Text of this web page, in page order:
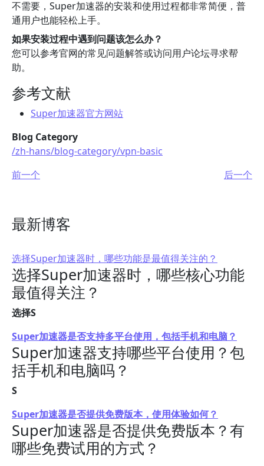
不需要，Super加速器的安装和使用过程都非常简便，普
通用户也能轻松上手。
如果安装过程中遇到问题该怎么办？
您可以参考官网的常见问题解答或访问用户论坛寻求帮
助。
参考文献
Super加速器官方网站
Blog Category
/zh-hans/blog-category/vpn-basic
前一个
后一个
最新博客
选择Super加速器时，哪些功能是最值得关注的？
选择Super加速器时，哪些核心功能
最值得关注？
选择S
Super加速器是否支持多平台使用，包括手机和电脑？
Super加速器支持哪些平台使用？包
括手机和电脑吗？
S
Super加速器是否提供免费版本，使用体验如何？
Super加速器是否提供免费版本？有
哪些免费试用的方式？